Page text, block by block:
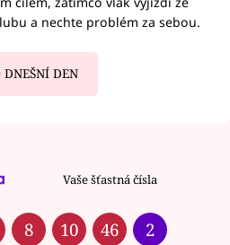
a nechte problém za sebou.
DNEŠNÍ DEN
Vaše šťastná čísla
8 10 46 2